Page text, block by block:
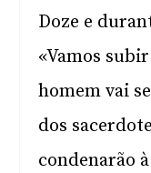
Doze e
«Vamos
homem vai
dos
condenarão